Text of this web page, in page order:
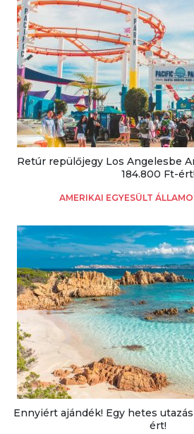
Retúr repülőjegy Los Angelesbe
184.800 Ft-ért!
AMERIKAI EGYESÜLT
Ennyiért ajándék! Egy hetes
ért!